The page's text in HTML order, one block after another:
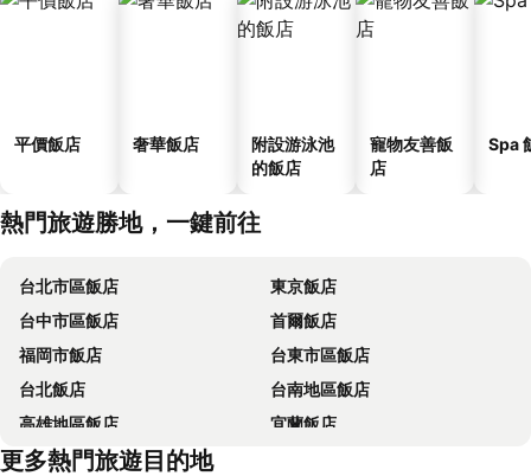
平價飯店 奢華飯店
附設游泳池
的飯店
寵物友善飯
店
Spa
熱門旅遊勝地，一鍵前往
台北市區飯店
東京飯店
台中市區飯店
首爾飯店
福岡市飯店
台東市區飯店
台北飯店
台南地區飯店
高雄地區飯店
宜蘭飯店
台中地區飯店
更多熱門旅遊目的地